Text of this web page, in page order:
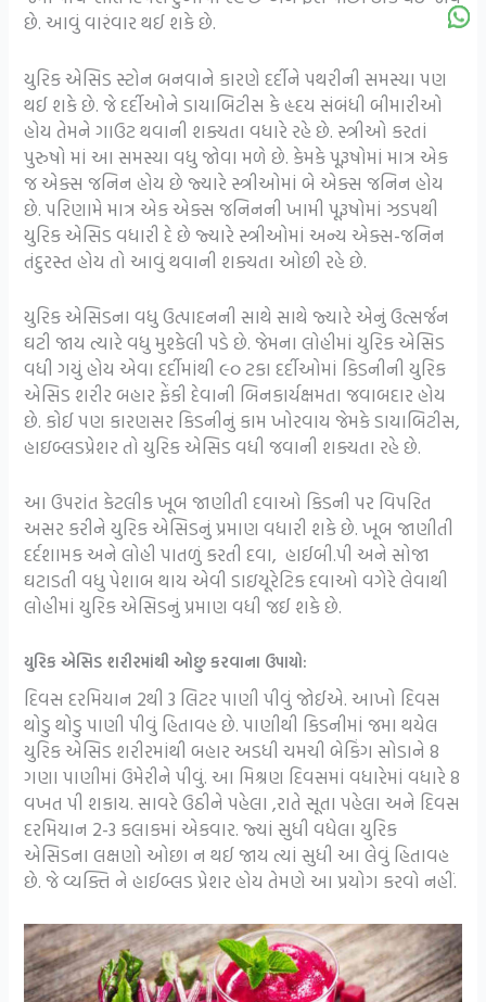
છે. આવું વારંવાર થઈ શકે છે.
યુરિક એસિડ સ્ટોન બનવાને કારણે દર્દીને પથરીની સમસ્યા પણ
થઈ શકે છે. જે દર્દીઓને ડાયાબિટીસ કે હૃદય સંબંધી બીમારીઓ
હોય તેમને ગાઉટ થવાની શક્યતા વધારે રહે છે. સ્ત્રીઓ કરતાં
પુરુષો માં આ સમસ્યા વધુ જોવા મળે છે. કેમકે પૂરૂષોમાં માત્ર એક
જ એક્સ જનિન હોય છે જ્યારે સ્ત્રીઓમાં બે એક્સ જનિન હોય
છે. પરિણામે માત્ર એક એક્સ જનિનની ખામી પૂરૂષોમાં ઝડપથી
યુરિક એસિડ વધારી દે છે જ્યારે સ્ત્રીઓમાં અન્ય એક્સ-જનિન
તંદુરસ્ત હોય તો આવું થવાની શક્યતા ઓછી રહે છે.
યુરિક એસિડના વધુ ઉત્પાદનની સાથે સાથે જ્યારે એનું ઉત્સર્જન
ઘટી જાય ત્યારે વધુ મુશ્કેલી પડે છે. જેમના લોહીમાં યુરિક એસિડ
વધી ગયું હોય એવા દર્દીમાંથી ૯૦ ટકા દર્દીઓમાં કિડનીની યુરિક
એસિડ શરીર બહાર ફેંકી દેવાની બિનકાર્યક્ષમતા જવાબદાર હોય
છે. કોઈ પણ કારણસર કિડનીનું કામ ખોરવાય જેમકે ડાયાબિટીસ,
હાઇબ્લડપ્રેશર તો યુરિક એસિડ વધી જવાની શક્યતા રહે છે.
આ ઉપરાંત કેટલીક ખૂબ જાણીતી દવાઓ કિડની પર વિપરિત
અસર કરીને યુરિક એસિડનું પ્રમાણ વધારી શકે છે. ખૂબ જાણીતી
દર્દશામક અને લોહી પાતળું કરતી દવા, હાઈબી.પી અને સોજા
ઘટાડતી વધુ પેશાબ થાય એવી ડાઇયૂરેટિક દવાઓ વગેરે લેવાથી
લોહીમાં યુરિક એસિડનું પ્રમાણ વધી જઈ શકે છે.
યુરિક એસિડ શરીરમાંથી ઓછુ કરવાના ઉપાયો:
દિવસ દરમિયાન 2થી 3 લિટર પાણી પીવું જોઈએ. આખો દિવસ
થોડુ થોડુ પાણી પીવું હિતાવહ છે. પાણીથી કિડનીમાં જમા થયેલ
યુરિક એસિડ શરીરમાંથી બહાર અડધી ચમચી બેકિંગ સોડાને 8
ગણા પાણીમાં ઉમેરીને પીવું. આ મિશ્રણ દિવસમાં વધારેમાં વધારે 8
વખત પી શકાય. સાવરે ઉઠીને પહેલા ,રાતે સૂતા પહેલા અને દિવસ
દરમિયાન 2-3 કલાકમાં એકવાર. જ્યાં સુધી વધેલા યુરિક
એસિડના લક્ષણો ઓછા ન થઈ જાય ત્યાં સુધી આ લેવું હિતાવહ
છે. જે વ્યક્તિ ને હાઈબ્લડ પ્રેશર હોય તેમણે આ પ્રયોગ કરવો નહીં.